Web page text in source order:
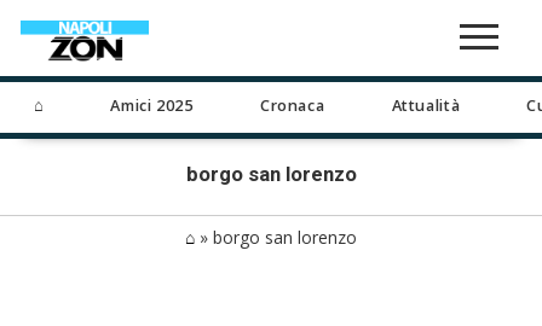
⌂ Amici 2025 Cronaca Attualità
borgo san lorenzo
⌂ » borgo san lorenzo